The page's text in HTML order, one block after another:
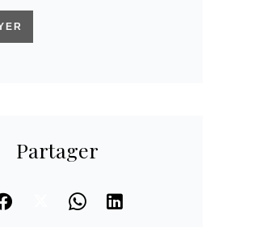
Partager